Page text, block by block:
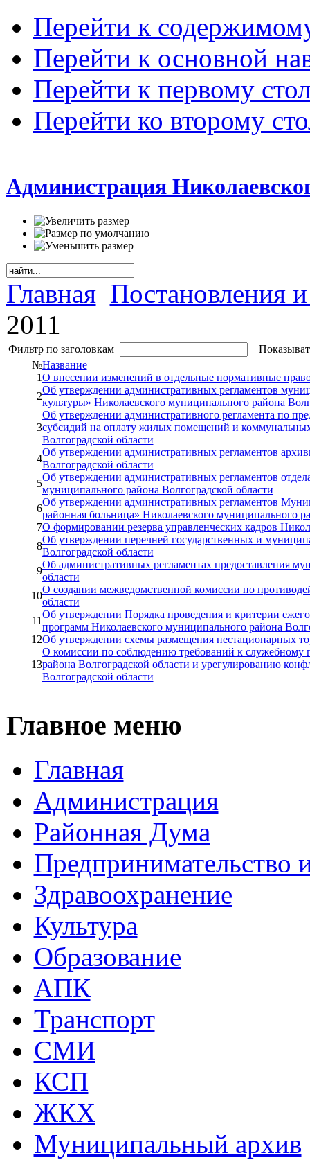
Перейти к
Перейти к основной
Перейти к первому
Перейти ко второму
Администрация
Главная Постановления
2011
Фильтр по заголовкам
№Название
1О внесении изменений в отдельные нормативные
2
Об утверждении административных регламентов
культуры» Николаевского муниципального района
3
Об утверждении административного регламента по
субсидий на оплату жилых помещений и
Волгоградской области
4
Об утверждении административных регламентов
Волгоградской области
5
Об утверждении административных регламентов
муниципального района Волгоградской области
6
Об утверждении административных регламентов
районная больница» Николаевского муниципального
7О формировании резерва управленческих кадров
8
Об утверждении перечней государственных и
Волгоградской области
9
Об административных регламентах предоставления
области
10
О создании межведомственной комиссии по
области
11
Об утверждении Порядка проведения и критерии
программ Николаевского муниципального района
12Об утверждении схемы размещения нестационарных
13
О комиссии по соблюдению требований к
района Волгоградской области и урегулированию
Волгоградской области
Главное меню
Главная
Администрация
Районная Дума
Предпринимательство
Здравоохранение
Культура
Образование
АПК
Транспорт
СМИ
КСП
ЖКХ
Муниципальный архив